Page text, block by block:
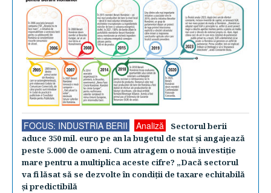
FOCUS: INDUSTRIA BERII Analiză
Sectorul berii
aduce 350 mil. euro pe an la bugetul de stat şi angajează
peste 5.000 de oameni. Cum atragem o nouă investiţie
mare pentru a multiplica aceste cifre? „Dacă sectorul
va fi lăsat să se dezvolte în condiţii de taxare echitabilă
şi predictibilă